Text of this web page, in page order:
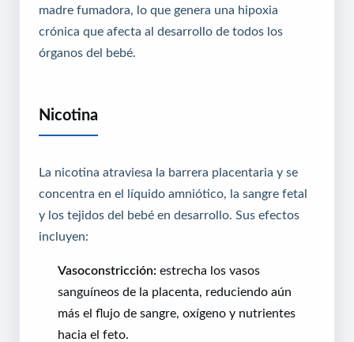
madre fumadora, lo que genera una hipoxia
crónica que afecta al desarrollo de todos los
órganos del bebé.
Nicotina
La nicotina atraviesa la barrera placentaria y se
concentra en el líquido amniótico, la sangre fetal
y los tejidos del bebé en desarrollo. Sus efectos
incluyen:
Vasoconstricción: estrecha los vasos
sanguíneos de la placenta, reduciendo aún
más el flujo de sangre, oxígeno y nutrientes
hacia el feto.